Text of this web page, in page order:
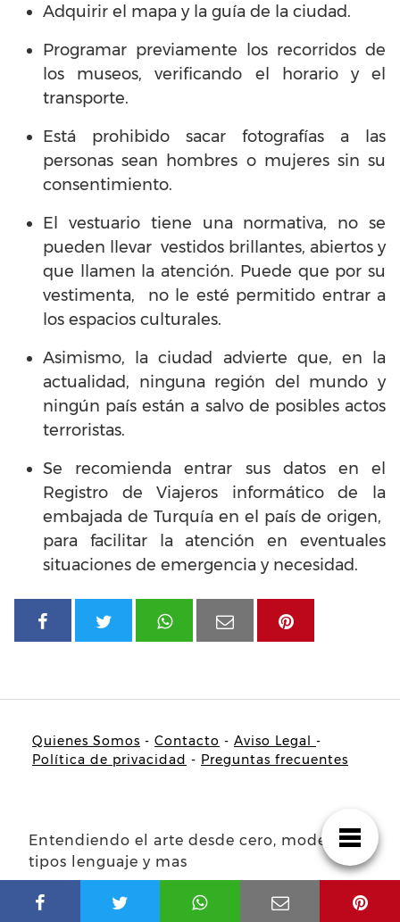
Adquirir el mapa y la guía de la ciudad.
Programar previamente los recorridos de
los museos, verificando el horario y el
transporte.
Está prohibido sacar fotografías a las
personas sean hombres o mujeres sin su
consentimiento.
El vestuario tiene una normativa, no se
pueden llevar vestidos brillantes, abiertos y
que llamen la atención. Puede que por su
vestimenta, no le esté permitido entrar a
los espacios culturales.
Asimismo, la ciudad advierte que, en la
actualidad, ninguna región del mundo y
ningún país están a salvo de posibles actos
terroristas.
Se recomienda entrar sus datos en el
Registro de Viajeros informático de la
embajada de Turquía en el país de origen,
para facilitar la atención en eventuales
situaciones de emergencia y necesidad.
Quienes Somos - Contacto - Aviso Legal -
Política de privacidad - Preguntas frecuentes
Entendiendo el arte desde cero, modelos
tipos lenguaje y mas